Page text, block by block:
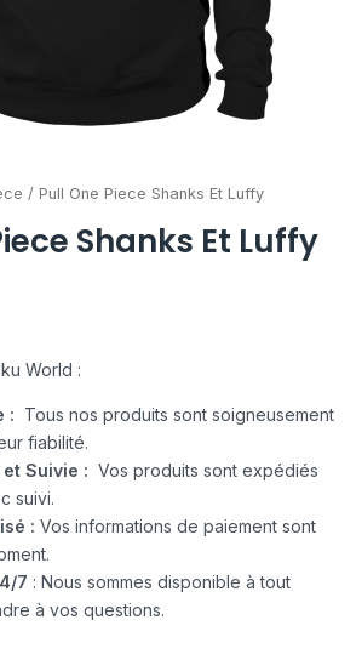
/ Pull One Piece Shanks Et Luffy
Shanks Et Luffy
World :
: Tous nos produits sont soigneusement
fiabilité.
Suivie : Vos produits sont expédiés
suivi.
: Vos informations de paiement sont
7 : Nous sommes disponible à tout
à vos questions.